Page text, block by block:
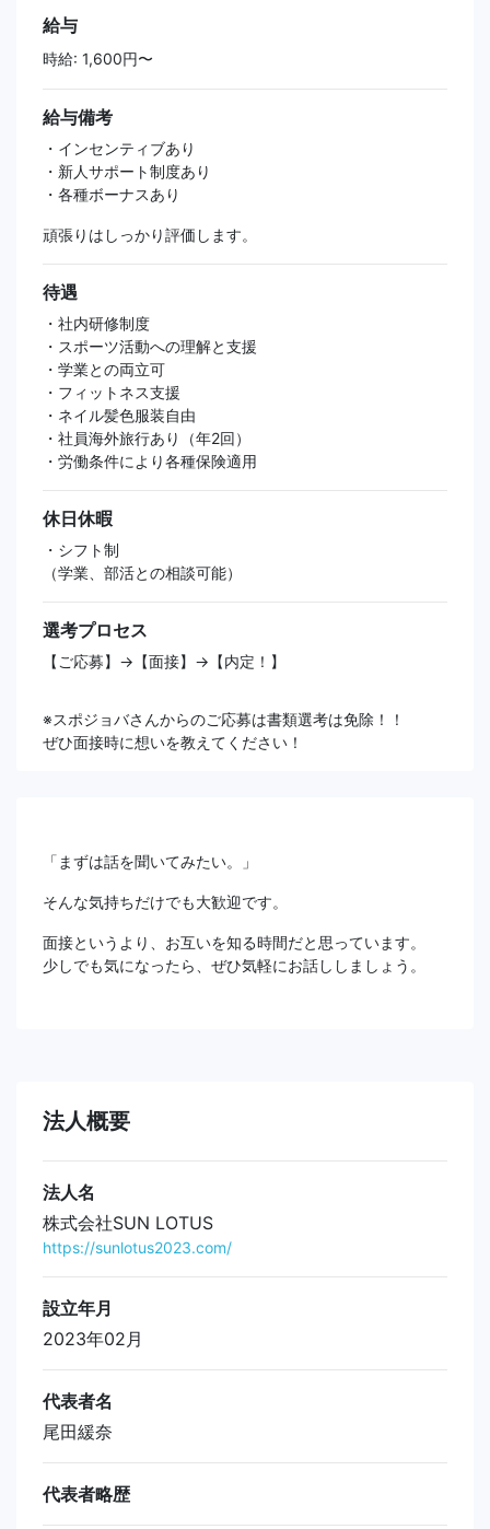
給与
時給: 1,600円〜
給与備考
・インセンティブあり
・新人サポート制度あり
・各種ボーナスあり
頑張りはしっかり評価します。
待遇
・社内研修制度
・スポーツ活動への理解と支援
・学業との両立可
・フィットネス支援
・ネイル髪色服装自由
・社員海外旅行あり（年2回）
・労働条件により各種保険適用
休日休暇
・シフト制
（学業、部活との相談可能）
選考プロセス
【ご応募】→【面接】→【内定！】
※スポジョバさんからのご応募は書類選考は免除！！
ぜひ面接時に想いを教えてください！
「まずは話を聞いてみたい。」
そんな気持ちだけでも大歓迎です。
面接というより、お互いを知る時間だと思っています。
少しでも気になったら、ぜひ気軽にお話ししましょう。
法人概要
法人名
株式会社SUN LOTUS
https://sunlotus2023.com/
設立年月
2023年02月
代表者名
尾田緩奈
代表者略歴